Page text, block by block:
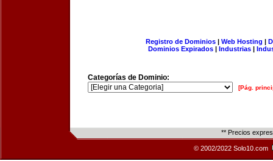
Registro de Dominios| Web Hosting |
Dominios Expirados | Industrias |
Categorías de Dominio:
[Pág.
** Precios
© 2002/2022 Solo10.com